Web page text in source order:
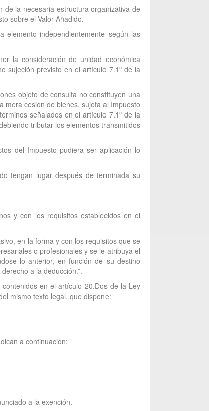
la necesaria estructura organizativa de
sobre el Valor Añadido.
independientemente según las
la consideración de unidad económica
sujeción previsto en el artículo 7.1º de la
objeto de consulta no constituyen una
mera cesión de bienes, sujeta al Impuesto
señalados en el artículo 7.1º de la
tributar los elementos transmitidos
del Impuesto pudiera ser aplicación lo
tengan lugar después de terminada su
y con los requisitos establecidos en el
en la forma y con los requisitos que se
o profesionales y se le atribuya el
lo anterior, en función de su destino
a la deducción.”.
en el artículo 20.Dos de la Ley
mismo texto legal, que dispone:
a continuación:
a la exención.